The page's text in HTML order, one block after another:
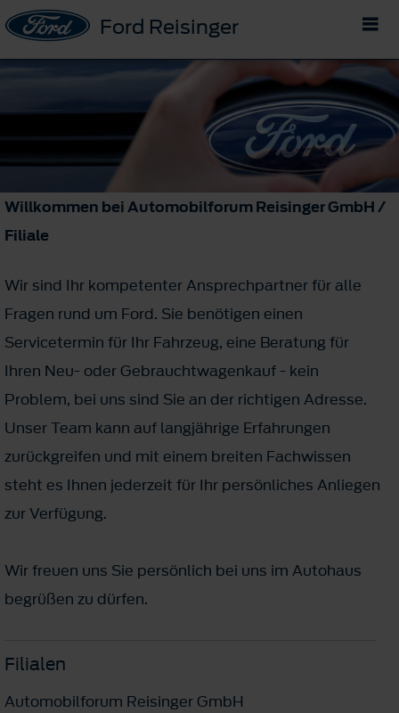
Ford Reisinger
Willkommen bei Automobilforum Reisinger GmbH /
Filiale
Wir sind Ihr kompetenter Ansprechpartner für alle
Fragen rund um Ford. Sie benötigen einen
Servicetermin für Ihr Fahrzeug, eine Beratung für
Ihren Neu- oder Gebrauchtwagenkauf - kein
Problem, bei uns sind Sie an der richtigen Adresse.
Unser Team kann auf langjährige Erfahrungen
zurückgreifen und mit einem breiten Fachwissen
steht es Ihnen jederzeit für Ihr persönliches Anliegen
zur Verfügung.
Wir freuen uns Sie persönlich bei uns im Autohaus
begrüßen zu dürfen.
Filialen
Automobilforum Reisinger GmbH